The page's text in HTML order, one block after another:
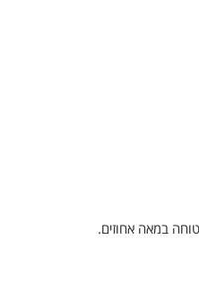
במאה אחוזים.